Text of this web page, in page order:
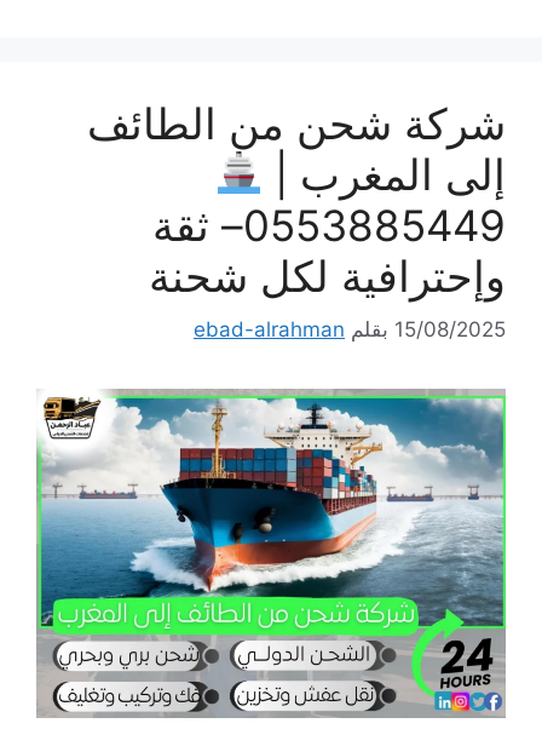
شركة شحن من الطائف
إلى المغرب |
0553885449– ثقة
وإحترافية لكل شحنة
15/08/2025 بقلم ebad-alrahman